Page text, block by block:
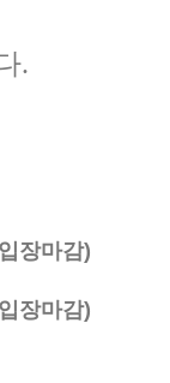
.
장마감)
장마감)